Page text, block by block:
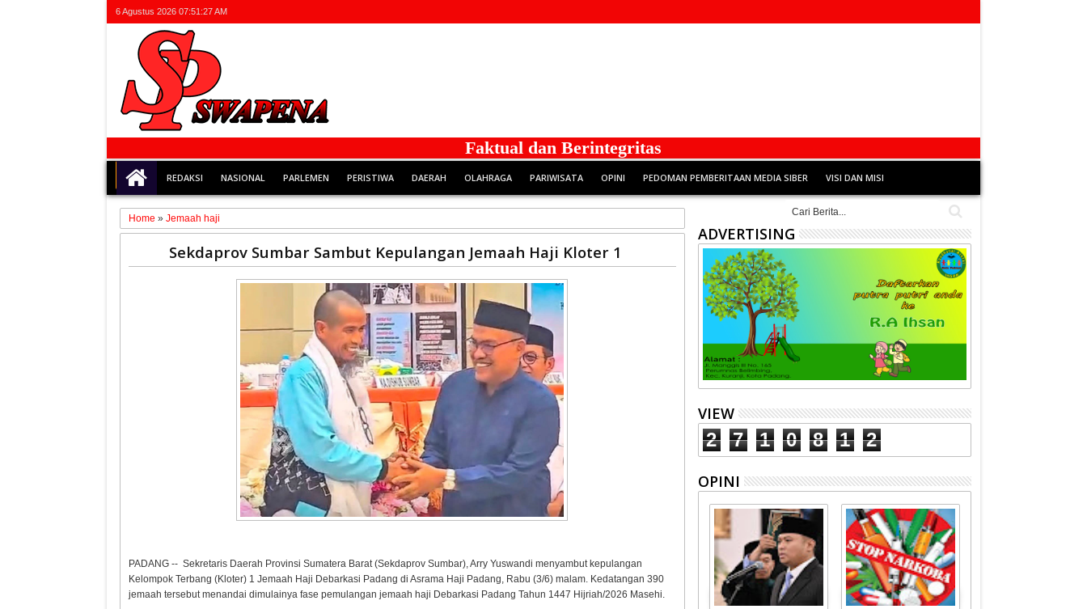
6 Agustus 2026 07:51:28 AM
Faktual dan Berintegritas
REDAKSI NASIONAL PARLEMEN PERISTIWA DAERAH OLAHRAGA PARIWISATA OPINI PEDOMAN PEMBERITAAN MEDIA SIBER VISI DAN MISI
Home »Jemaah haji
Sekdaprov Sumbar Sambut Kepulangan Jemaah Haji Kloter 1
PADANG -- Sekretaris Daerah Provinsi Sumatera Barat (Sekdaprov Sumbar), Arry Yuswandi menyambut kepulangan
Kelompok Terbang (Kloter) 1 Jemaah Haji Debarkasi Padang di Asrama Haji Padang, Rabu (3/6) malam. Kedatangan 390
jemaah tersebut menandai dimulainya fase pemulangan jemaah haji Debarkasi Padang Tahun 1447 Hijriah/2026 Masehi.
ADVERTISING
VIEW
2 7 1 0 8 1 2
OPINI